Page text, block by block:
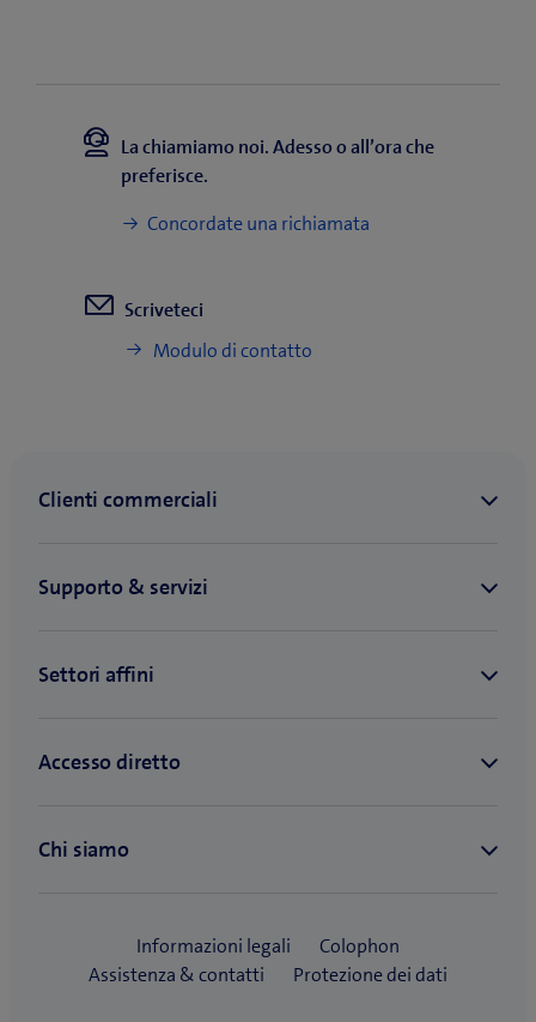
La chiamiamo noi. Adesso o all’ora che
preferisce.
Concordate una richiamata
Scriveteci
Modulo di contatto